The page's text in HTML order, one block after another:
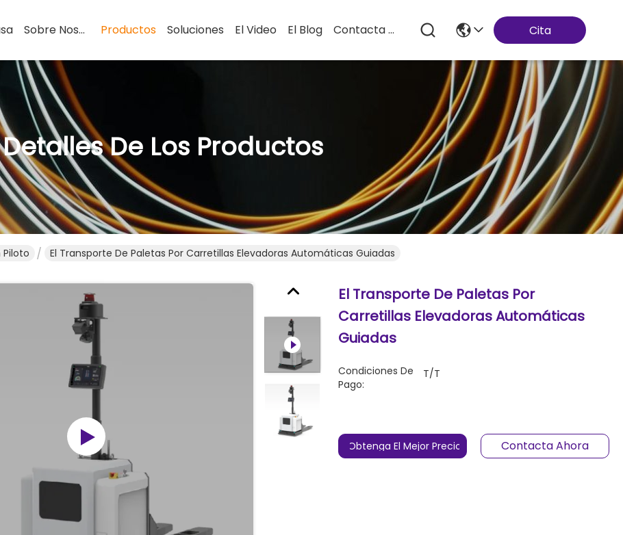
Sobre Nosotros Productos Soluciones El Video El Blog Contacta Con Nosotros Cita
Detalles De Los Productos
El Transporte De Paletas Por Carretillas Elevadoras Automáticas Guiadas
El Transporte De Paletas Por
Carretillas Elevadoras Automáticas
Guiadas
Condiciones De
Pago:
T/T
Obtenga El Mejor Precio Contacta Ahora